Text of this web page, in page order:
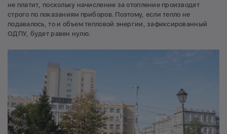
не платит, поскольку начисление за отопление производят
строго по показаниям приборов. Поэтому, если тепло не
подавалось, то и объем тепловой энергии, зафиксированный
ОДПУ, будет равен нулю.